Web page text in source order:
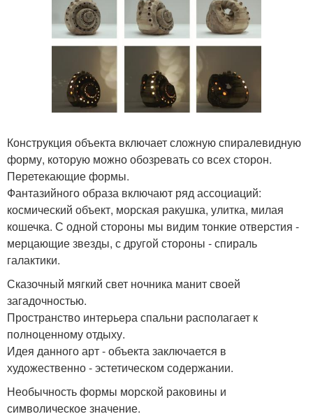
Конструкция объекта включает сложную спиралевидную
форму, которую можно обозревать со всех сторон.
Перетекающие формы.
Фантазийного образа включают ряд ассоциаций:
космический объект, морская ракушка, улитка, милая
кошечка. С одной стороны мы видим тонкие отверстия -
мерцающие звезды, с другой стороны - спираль
галактики.
Сказочный мягкий свет ночника манит своей
загадочностью.
Пространство интерьера спальни располагает к
полноценному отдыху.
Идея данного арт - объекта заключается в
художественно - эстетическом содержании.
Необычность формы морской раковины и
символическое значение.